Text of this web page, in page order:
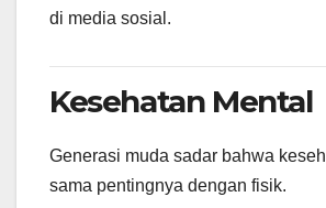
di media sosial.
Kesehatan Mental
Generasi muda sadar bahwa
sama pentingnya dengan fisik.